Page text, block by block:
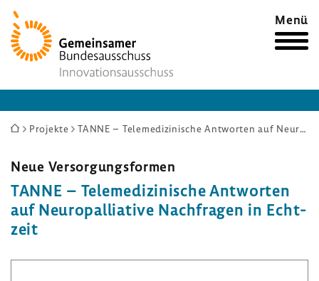
Zur
Startseite
Menü
Sie
hier:
Projekte TANNE – Telemedizinische Antworten auf Neuropalliative Nachfragen in Echtzeit
Neue Versor­gungs­formen
TANNE – Tele­me­di­zi­ni­sche Antworten
auf Neuro­pal­lia­tive Nach­fragen in Echt­
zeit